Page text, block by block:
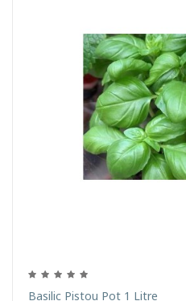
Basilic Pistou Pot 1 Litre